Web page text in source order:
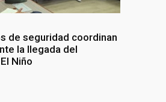
de seguridad coordinan
la llegada del
Niño